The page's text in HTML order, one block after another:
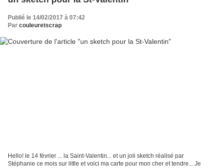
Publié le 14/02/2017 à 07:42
Par couleuretscrap
Hello! le 14 février ... la Saint-Valentin... et un joli sketch réalisé par
Stéphanie ce mois sur little et voici ma carte pour mon cher et tendre... Je